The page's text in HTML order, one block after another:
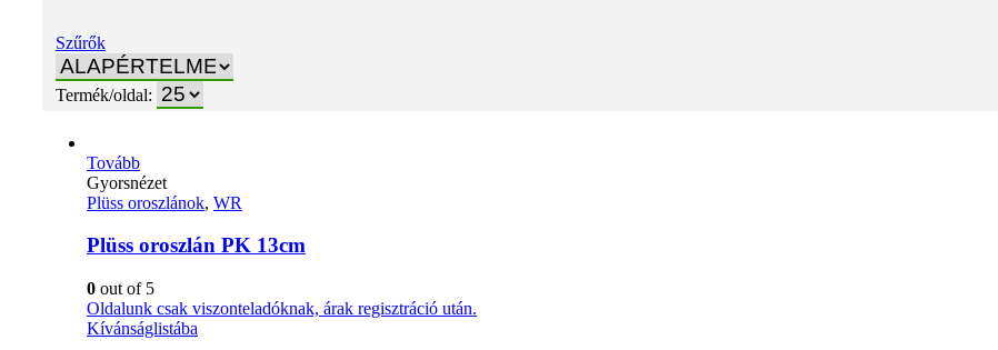
Szűrők
Termék/oldal:
Tovább
Gyorsnézet
Plüss oroszlánok, WR
Plüss oroszlán PK 13cm
0 out of 5
Oldalunk csak viszonteladóknak, árak regisztráció után.
Kívánságlistába